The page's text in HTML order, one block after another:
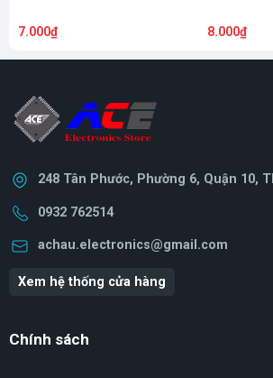
7.000₫ 8.000₫
248 Tân Phước, Phường 6, Quận 10,
0932 762514
achau.electronics@gmail.com
Xem hệ thống cửa hàng
Chính sách